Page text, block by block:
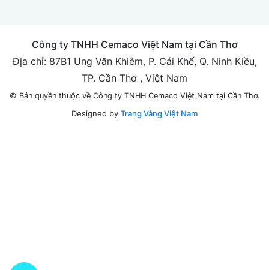
Công ty TNHH Cemaco Việt Nam tại Cần Thơ
Địa chỉ: 87B1 Ung Văn Khiêm, P. Cái Khế, Q. Ninh Kiều,
TP. Cần Thơ , Việt Nam
© Bản quyền thuộc về Công ty TNHH Cemaco Việt Nam tại Cần Thơ.
Designed by Trang Vàng Việt Nam